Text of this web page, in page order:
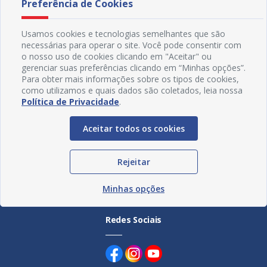
preservação do Rio São Francisco
08/07/2026 16H37 03/
Redes Sociais
Preferência de Cookies
Usamos cookies e tecnologias semelhantes que são
necessárias para operar o site. Você pode consentir com
o nosso uso de cookies clicando em "Aceitar" ou
gerenciar suas preferências clicando em “Minhas opções”.
Para obter mais informações sobre os tipos de cookies,
como utilizamos e quais dados são coletados, leia nossa
Política de Privacidade.
Aceitar todos os cookies
Rejeitar
Minhas opções